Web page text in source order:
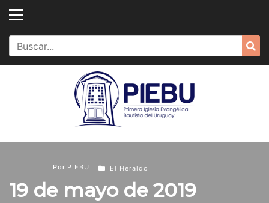
Skip
content
Search
for:
Por PIEBU El Heraldo
19 de mayo de 2019